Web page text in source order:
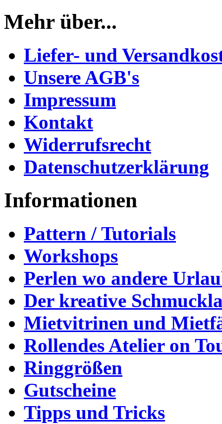
Mehr über...
Liefer- und
Unsere AGB's
Impressum
Kontakt
Widerrufsrecht
Datenschutzerklärung
Informationen
Pattern / Tutorials
Workshops
Perlen wo andere
Der kreative
Mietvitrinen und
Rollendes Atelier on
Ringgrößen
Gutscheine
Tipps und Tricks